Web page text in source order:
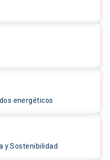
energéticos
y Sostenibilidad